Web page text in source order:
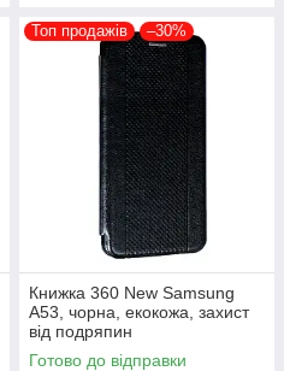
Топ продажів –30%
Книжка 360 New Samsung
A53, чорна, екокожа, захист
від подряпин
Готово до відправки